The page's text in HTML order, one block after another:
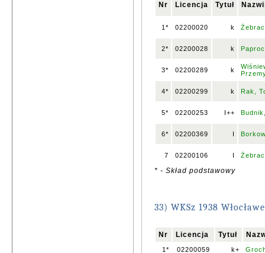
Nr Licencja Tytuł
1* 02200020 k
2* 02200028 k
3* 02200289 k
4* 02200299 k Rak,
5* 02200253 I++
6* 02200369 I
7 02200106 I
* - Skład podstawowy
33) WKSz 1938
Nr Licencja Tytuł
1* 02200059 k+